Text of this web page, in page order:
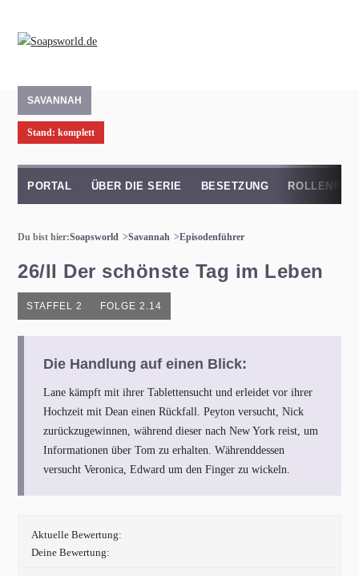
SAVANNAH
Stand: komplett
PORTAL ÜBER DIE SERIE BESETZUNG
Du bist hier:Soapsworld Savannah Episodenführer
26/II Der schönste Tag im Leben
STAFFEL 2 FOLGE 2.14
Die Handlung auf einen Blick:
Lane kämpft mit ihrer Tablettensucht und erleidet vor ihrer
Hochzeit mit Dean einen Rückfall. Peyton versucht, Nick
zurückzugewinnen, während dieser nach New York reist, um
Informationen über Tom zu erhalten. Währenddessen
versucht Veronica, Edward um den Finger zu wickeln.
Aktuelle Bewertung:
Deine Bewertung: